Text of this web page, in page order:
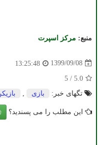
منبع: مركز اسپرت
1399/09/08
13:25:48
5.0
/
5
تگهای خبر:
بازی
این مطلب را می پسندید؟